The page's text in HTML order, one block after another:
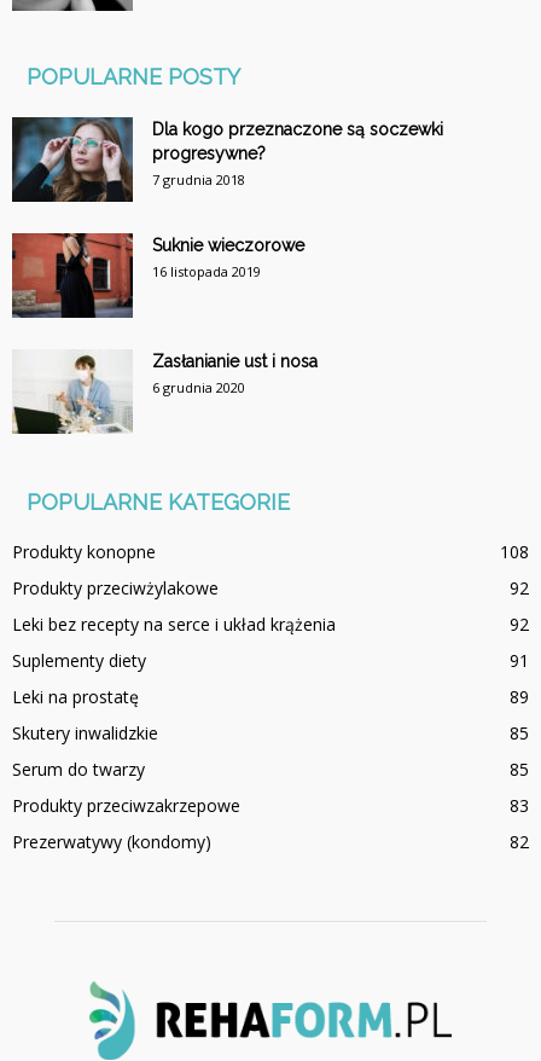
POPULARNE POSTY
Dla kogo przeznaczone są soczewki
progresywne?
7 grudnia 2018
Suknie wieczorowe
16 listopada 2019
Zasłanianie ust i nosa
6 grudnia 2020
POPULARNE KATEGORIE
Produkty konopne
108
Produkty przeciwżylakowe
92
Leki bez recepty na serce i układ krążenia
92
Suplementy diety
91
Leki na prostatę
89
Skutery inwalidzkie
85
Serum do twarzy
85
Produkty przeciwzakrzepowe
83
Prezerwatywy (kondomy)
82